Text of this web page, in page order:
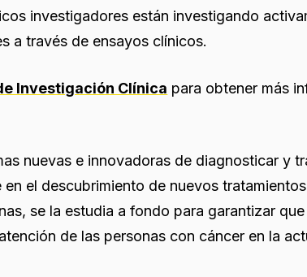
investigadores están investigando
a través de ensayos clínicos.
Investigación Clínica para obtener más
nuevas e innovadoras de diagnosticar y
el descubrimiento de nuevos
se la estudia a fondo para garantizar
de las personas con cáncer en la